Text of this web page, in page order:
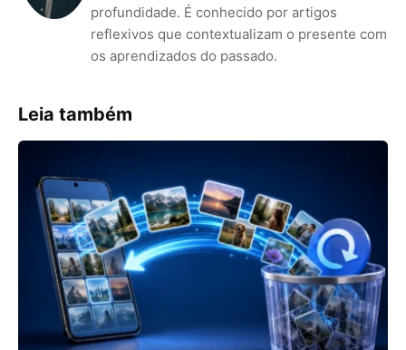
profundidade. É conhecido por artigos
reflexivos que contextualizam o presente com
os aprendizados do passado.
Leia também